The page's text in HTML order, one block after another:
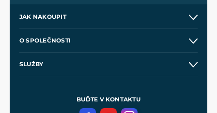
JAK NAKOUPIT
Velkoobchod
O SPOLEČNOSTI
SLUŽBY
Meče pro Kingdom Come
BUĎTE V KONTAKTU